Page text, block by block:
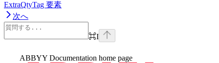
ExtraQtyTag 要素
次へ
⌘I
ABBYY Documentation home page